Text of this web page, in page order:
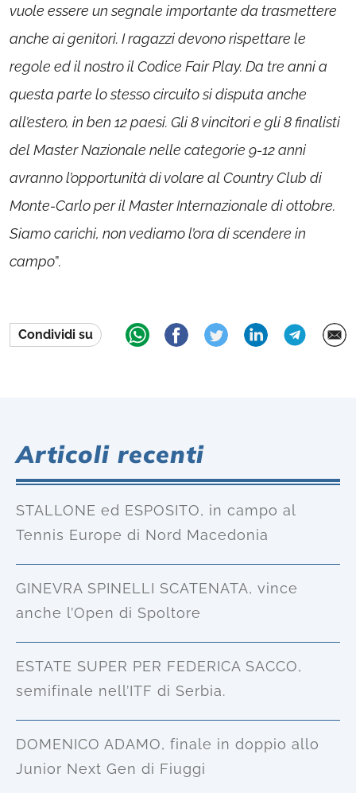
vuole essere un segnale importante da trasmettere
anche ai genitori. I ragazzi devono rispettare le
regole ed il nostro il Codice Fair Play. Da tre anni a
questa parte lo stesso circuito si disputa anche
all’estero, in ben 12 paesi. Gli 8 vincitori e gli 8 finalisti
del Master Nazionale nelle categorie 9-12 anni
avranno l’opportunità di volare al Country Club di
Monte-Carlo per il Master Internazionale di ottobre.
Siamo carichi, non vediamo l’ora di scendere in
campo”.
Condividi su
Articoli recenti
STALLONE ed ESPOSITO, in campo al
Tennis Europe di Nord Macedonia
GINEVRA SPINELLI SCATENATA, vince
anche l’Open di Spoltore
ESTATE SUPER PER FEDERICA SACCO,
semifinale nell’ITF di Serbia.
DOMENICO ADAMO, finale in doppio allo
Junior Next Gen di Fiuggi